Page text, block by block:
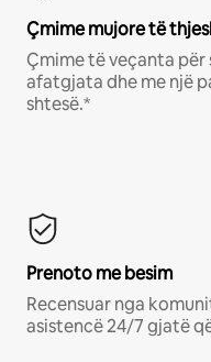
Çmime mujore të
Çmime të veçanta
afatgjata dhe me një
shtesë.*
Prenoto me besim
Recensuar nga
asistencë 24/7 gjatë